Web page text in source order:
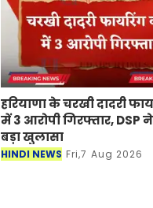
हरियाणा के चरखी दादरी
में 3 आरोपी गिरफ्तार, DSP
बड़ा खुलासा
HINDI NEWS Fri,7 Aug 2026